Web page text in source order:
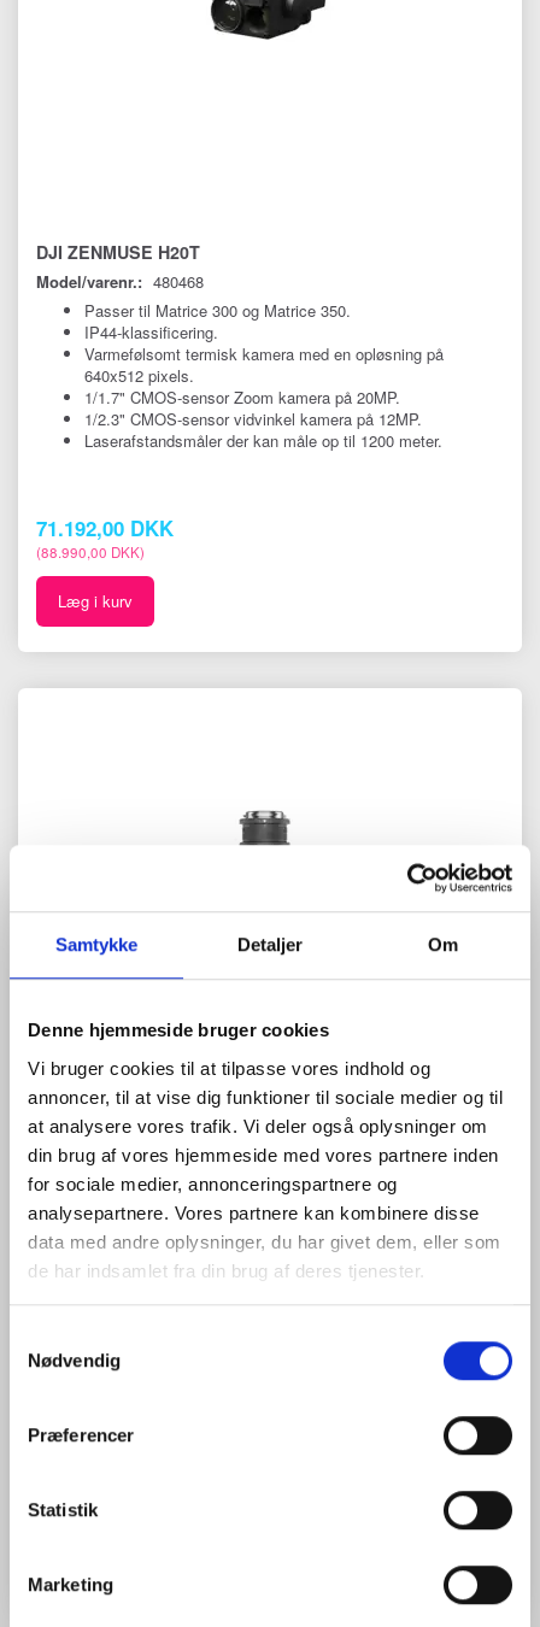
Samtykke Detaljer Om
Denne hjemmeside bruger cookies
Vi bruger cookies til at tilpasse vores indhold og
annoncer, til at vise dig funktioner til sociale medier og til
at analysere vores trafik. Vi deler også oplysninger om
din brug af vores hjemmeside med vores partnere inden
for sociale medier, annonceringspartnere og
analysepartnere. Vores partnere kan kombinere disse
data med andre oplysninger, du har givet dem, eller som
de har indsamlet fra din brug af deres tjenester.
Nødvendig
Præferencer
Statistik
Marketing
DJI ZENMUSE H20T
Model/varenr.: 480468
Passer til Matrice 300 og Matrice 350.
IP44-klassificering.
Varmefølsomt termisk kamera med en opløsning på
640x512 pixels.
1/1.7" CMOS-sensor Zoom kamera på 20MP.
1/2.3" CMOS-sensor vidvinkel kamera på 12MP.
Laserafstandsmåler der kan måle op til 1200 meter.
71.192,00 DKK
(88.990,00 DKK)
Læg i kurv
DJI ZENMUSE H20N
Model/varenr.: 480492
Passer til Matrice 300 og Matrice 350.
Starlight Night Vision.
To termisk kamera, et zoom samt et vidvinkel med en
opløsning på 640×512 pixels.
(116.190,00 DKK